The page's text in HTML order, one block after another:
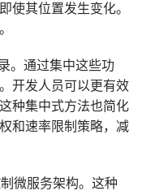
使其位置发生变化。
。通过集中这些功
开发人员可以更有效
种集中式方法也简化
和速率限制策略，减
微服务架构。这种